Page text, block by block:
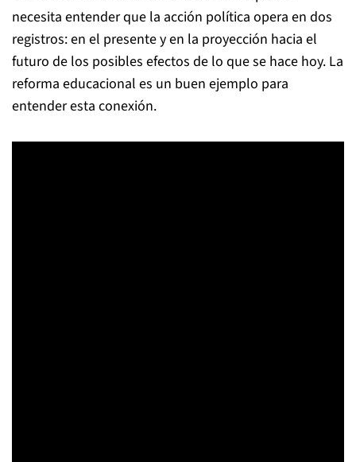
necesita entender que la acción política opera en dos
registros: en el presente y en la proyección hacia el
futuro de los posibles efectos de lo que se hace hoy. La
reforma educacional es un buen ejemplo para
entender esta conexión.